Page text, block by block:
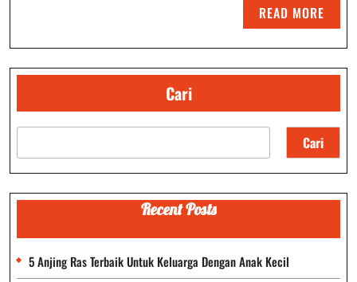
Samudra
Yang
Menakjubkan
READ MORE
MORE
Cari
Cari
Recent Posts
5 Anjing Ras Terbaik Untuk Keluarga Dengan Anak Kecil